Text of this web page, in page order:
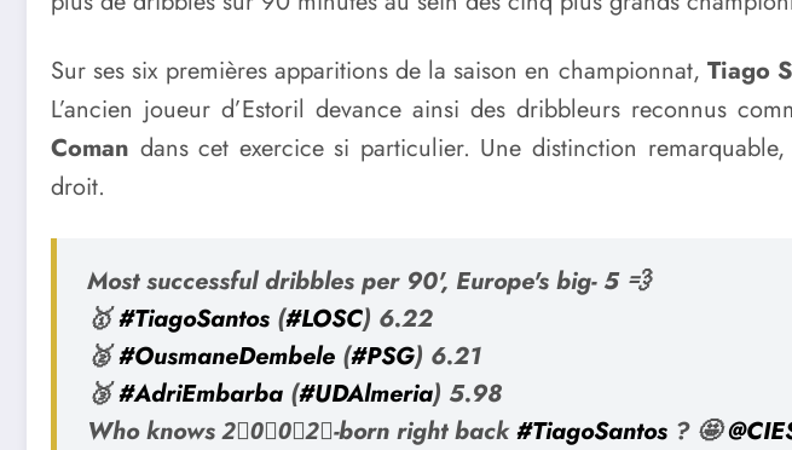
Sur ses six premières apparitions de la saison en championnat, Tiago
L’ancien joueur d’Estoril devance ainsi des dribbleurs reconnus
Coman dans cet exercice si particulier. Une distinction
droit.
Most successful dribbles per 90', Europe's big- 5 💨
🥇#TiagoSantos (#LOSC) 6.22
🥈#OusmaneDembele (#PSG) 6.21
🥉#AdriEmbarba (#UDAlmeria) 5.98
Who knows 2⃣0⃣0⃣2⃣-born right back #TiagoSantos ? 🤩